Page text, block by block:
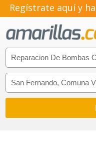
Regístrate aquí y